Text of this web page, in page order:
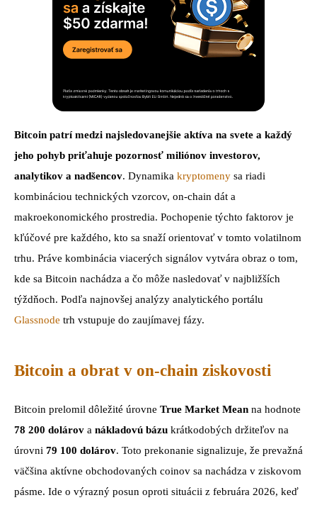
Bitcoin patrí medzi najsledovanejšie aktíva na svete a každý
jeho pohyb priťahuje pozornosť miliónov investorov,
analytikov a nadšencov. Dynamika kryptomeny sa riadi
kombináciou technických vzorcov, on-chain dát a
makroekonomického prostredia. Pochopenie týchto faktorov je
kľúčové pre každého, kto sa snaží orientovať v tomto volatilnom
trhu. Práve kombinácia viacerých signálov vytvára obraz o tom,
kde sa Bitcoin nachádza a čo môže nasledovať v najbližších
týždňoch. Podľa najnovšej analýzy analytického portálu
Glassnode trh vstupuje do zaujímavej fázy.
Bitcoin a obrat v on-chain ziskovosti
Bitcoin prelomil dôležité úrovne True Market Mean na hodnote
78 200 dolárov a nákladovú bázu krátkodobých držiteľov na
úrovni 79 100 dolárov. Toto prekonanie signalizuje, že prevažná
väčšina aktívne obchodovaných coinov sa nachádza v ziskovom
pásme. Ide o výrazný posun oproti situácii z februára 2026, keď